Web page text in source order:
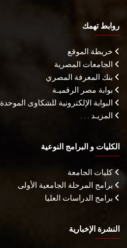
روابط تهمك
خريطة الموقع
الجامعات المصرية
بنك المعرفة المصري
بوابة مصر الرقميـة
البوابة الإلكترونية للشكاوى الموحدة
المزيـد . . .
الكليات و البرامج النوعية
كليات الجامعة
برامج المرحلة الجامعية الأولى
برامج الدراسات العليا
النشرة الإخبارية